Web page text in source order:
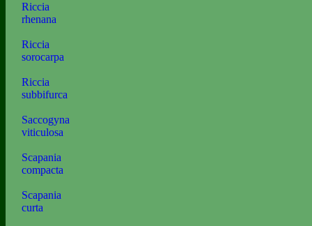
Riccia
rhenana
Riccia
sorocarpa
Riccia
subbifurca
Saccogyna
viticulosa
Scapania
compacta
Scapania
curta